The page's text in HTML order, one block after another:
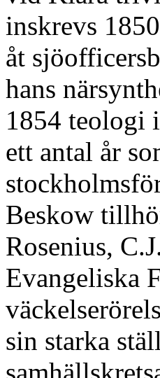
inskrevs
åt
hans
1854 teologi
ett antal år
Beskow
Rosenius,
Evangeliska
sin starka